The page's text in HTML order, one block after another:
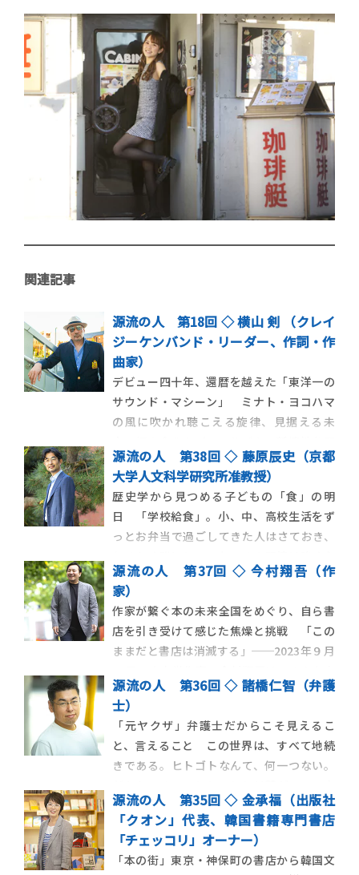
関連記事
源流の人 第18回 ◇ 横山 剣 （クレイ
ジーケンバンド・リーダー、作詞・作
曲家）
デビュー四十年、還暦を越えた「東洋一の
サウンド・マシーン」 ミナト・ヨコハマ
の風に吹かれ聴こえる旋律、見据える未
いた〈歌うメロディー・メイカー〉は、聴
く者を記憶の彼方へと誘い続ける。 カモ
メが蒼空を自由奔放に飛び交う、横浜港。
その南端に突き出た本牧エリアは、日本に
おけるジャズやＲ＆
源流の人 第38回 ◇ 藤原辰史（京都
大学人文科学研究所准教授）
歴史学から見つめる子どもの「食」の明
日 「学校給食」。小、中、高校生活をず
っとお弁当で過ごしてきた人はさておき、
に残るものだろう。とにかく待ち遠しかっ
た人もいれば、苦痛で耐えがたかった人も
いるはず。そんな明暗の交錯する「学校給
食」を歴史学の立場から紐解くのが、京都
大学人文科学研究所
源流の人 第37回 ◇ 今村翔吾（作
家）
作家が繋ぐ本の未来全国をめぐり、自ら書
店を引き受けて感じた焦燥と挑戦 「この
ままだと書店は消滅する」──2023年９月
言から始まる長文をＸ（エックス）で発信
した。本の現状を危惧し、本の未来のため
に数々の提言を発信する彼の思いとは。
2017年の文壇デビュー以降、執筆活動のみ
ならず
源流の人 第36回 ◇ 諸橋仁智（弁護
士）
「元ヤクザ」弁護士だからこそ見えるこ
と、言えること この世界は、すべて地続
きである。ヒトゴトなんて、何一つない。
え合っていかなければ──。諸橋仁智の綴
ったノンフィクション『元ヤクザ弁護士』
（彩図社）を読んでいると、そんな気持ち
にさせられる。地方の公立校の優秀な高校
源流の人 第35回 ◇ 金承福（出版社
「クオン」代表、韓国書籍専門書店
「チェッコリ」オーナー）
「本の街」東京・神保町の書店から韓国文